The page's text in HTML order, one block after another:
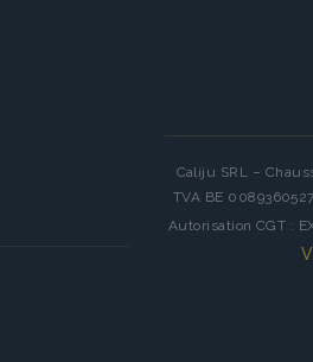
Caliju SRL –
TVA BE
Autorisation CGT :